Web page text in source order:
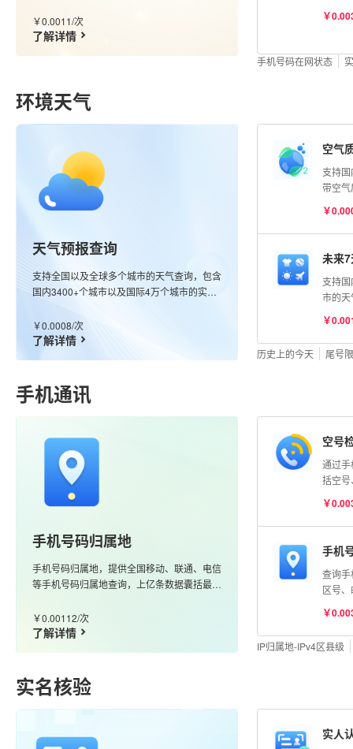
￥0.0011/次
了解详情
据单
￥
手机号码在网状态
环境天气
天气预报查询
支持全国以及全球多个城市的天气查询，包含
国内3400+个城市以及国际4万个城市的实况
会返回该经纬度最近的站点信息；更新频率分
钟级别。
￥0.0008/次
了解详情
空气
支持
带空
最近
测空
（
（优
染、
O₃、
CO浓
￥
未来
支持
市的
天气
感冒
鱼、
￥
历史上的今天 尾号
手机通讯
手机号码归属地
手机号码归属地，提供全国移动、联通、电信
等手机号码归属地查询，上亿条数据囊括最新
度高
￥0.00112/次
了解详情
空号
通过
括空
号码
测】
￥
手机
查询
区号
￥
IP归属地-IPv4区县级
实名核验
实人